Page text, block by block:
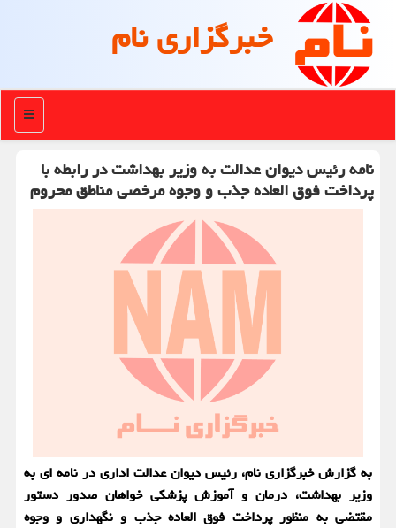
خبرگزاری نام
منو
نامه رئیس دیوان عدالت به وزیر بهداشت در رابطه با
پرداخت فوق العاده جذب و وجوه مرخصی مناطق محروم
به گزارش خبرگزاری نام، رئیس دیوان عدالت اداری در نامه ای به
وزیر بهداشت، درمان و آموزش پزشکی خواهان صدور دستور
مقتضی به منظور پرداخت فوق العاده جذب و نگهداری و وجوه